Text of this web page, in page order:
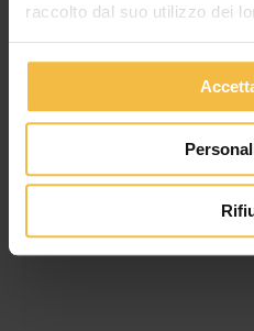
raccolto dal suo utilizzo dei
IL CONSORZIO
APPROVA IL BILANCIO
FATTURATO,
SOLIDITÀ
L’Assemblea dei Soci
sviluppo del Consorzio. Valore
milioni di euro, utile netto a 674